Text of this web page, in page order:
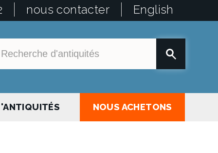
nous contacter English
NOUS ACHETONS